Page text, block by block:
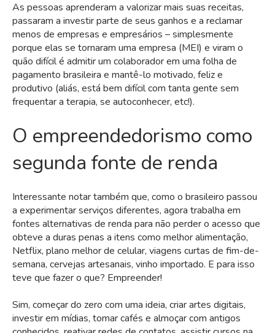
As pessoas aprenderam a valorizar mais suas receitas,
passaram a investir parte de seus ganhos e a reclamar
menos de empresas e empresários – simplesmente
porque elas se tornaram uma empresa (MEI) e viram o
quão difícil é admitir um colaborador em uma folha de
pagamento brasileira e mantê-lo motivado, feliz e
produtivo (aliás, está bem difícil com tanta gente sem
frequentar a terapia, se autoconhecer, etc!).
O empreendedorismo como
segunda fonte de renda
Interessante notar também que, como o brasileiro passou
a experimentar serviços diferentes, agora trabalha em
fontes alternativas de renda para não perder o acesso que
obteve a duras penas a itens como melhor alimentação,
Netflix, plano melhor de celular, viagens curtas de fim-de-
semana, cervejas artesanais, vinho importado. E para isso
teve que fazer o que? Empreender!
Sim, começar do zero com uma ideia, criar artes digitais,
investir em mídias, tomar cafés e almoçar com antigos